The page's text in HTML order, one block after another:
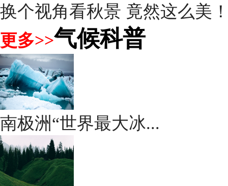
换个视角看秋景 竟然这么美
更多>>气候科普
南极洲“世界最大冰...